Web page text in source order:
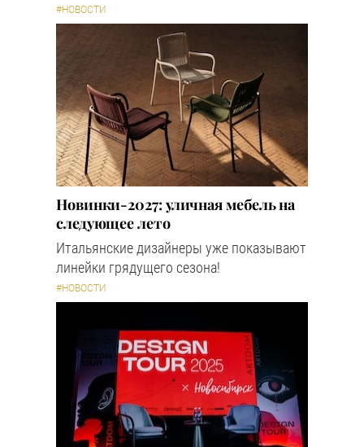
#НОВОСТИ
Новинки-2027: уличная мебель на
следующее лето
Итальянские дизайнеры уже показывают
линейки грядущего сезона!
#НОВОСТИ